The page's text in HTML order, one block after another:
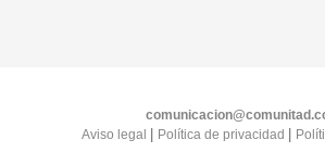
Aviso legal
Política de privacidad